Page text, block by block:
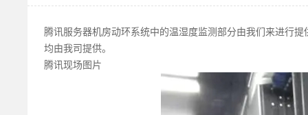
腾讯服务器机房动环系统中的温湿度监测部分由我们来进行
均由我司提供。
腾讯现场图片